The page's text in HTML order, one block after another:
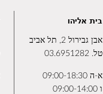
בית אליהו
אבן גבירול 2, תל אביב
טל. 03.6951282
א-ה 09:00-18:30
ו 09:00-14:00